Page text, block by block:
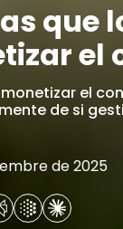
que
el
el
de si
de 2025